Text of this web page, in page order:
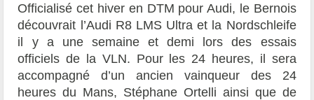
Officialisé cet hiver en DTM pour Audi, le Bernois
découvrait l’Audi R8 LMS Ultra et la Nordschleife
il y a une semaine et demi lors des essais
officiels de la VLN. Pour les 24 heures, il sera
accompagné d’un ancien vainqueur des 24
heures du Mans, Stéphane Ortelli ainsi que de